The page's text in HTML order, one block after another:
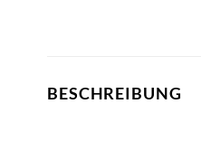
BESCHREIBUNG